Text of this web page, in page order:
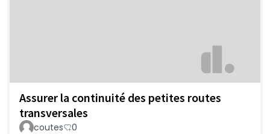
Assurer la continuité des petites routes
transversales
coutes 0